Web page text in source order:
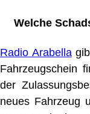
Welche
Radio Arabella
Fahrzeugschein
der
neues Fahrzeug